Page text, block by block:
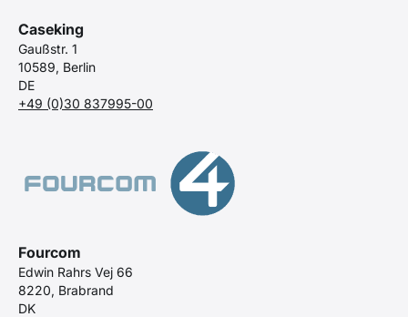
Caseking
Gaußstr. 1
10589, Berlin
DE
+49 (0)30 837995-00
Fourcom
Edwin Rahrs Vej 66
8220, Brabrand
DK